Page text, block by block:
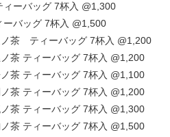
ィーバッグ 7杯入 @1,300
ーバッグ 7杯入 @1,500
茶 ティーバッグ 7杯入 @1,200
茶 ティーバッグ 7杯入 @1,200
茶 ティーバッグ 7杯入 @1,100
茶 ティーバッグ 7杯入 @1,200
茶 ティーバッグ 7杯入 @1,300
茶 ティーバッグ 7杯入 @1,500